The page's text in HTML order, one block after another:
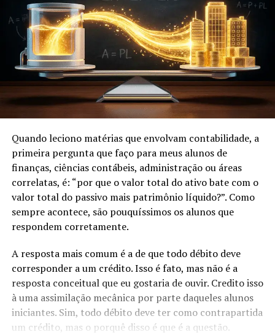
Quando leciono matérias que envolvam contabilidade, a
primeira pergunta que faço para meus alunos de
finanças, ciências contábeis, administração ou áreas
correlatas, é: “por que o valor total do ativo bate com o
valor total do passivo mais patrimônio líquido?”. Como
sempre acontece, são pouquíssimos os alunos que
respondem corretamente.
A resposta mais comum é a de que todo débito deve
corresponder a um crédito. Isso é fato, mas não é a
resposta conceitual que eu gostaria de ouvir. Credito isso
à uma assimilação mecânica por parte daqueles alunos
iniciantes. Sim, todo débito deve ter como contrapartida
um crédito, mas o porquê disso é que é a questão.